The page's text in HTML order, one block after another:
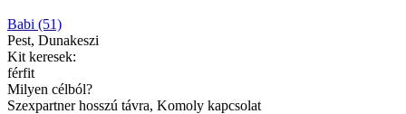
Babi (51)
Pest, Dunakeszi
Kit keresek:
férfit
Milyen célból?
Szexpartner hosszú távra, Komoly kapcsolat